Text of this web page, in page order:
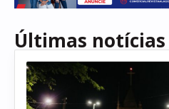
Últimas notícias